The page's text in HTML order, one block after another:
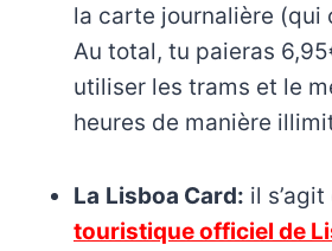
la carte journalière (qui
Au total, tu paieras
utiliser les trams et le
heures de manière
La Lisboa Card: il s’agit
touristique officiel de